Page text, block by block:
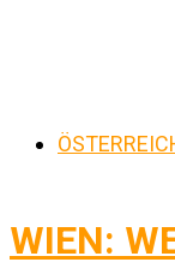
WIEN: